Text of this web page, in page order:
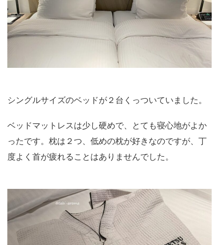
シングルサイズのベッドが２台くっついていました。
ベッドマットレスは少し硬めで、とても寝心地がよか
ったです。枕は２つ、低めの枕が好きなのですが、丁
度よく首が疲れることはありませんでした。